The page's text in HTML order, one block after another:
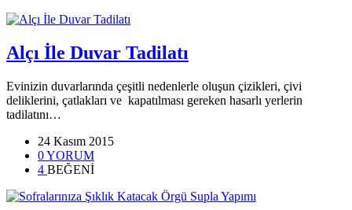
Alçı İle Duvar Tadilatı
Evinizin duvarlarında çeşitli nedenlerle oluşun çizikleri, çivi
deliklerini, çatlakları ve kapatılması gereken hasarlı yerlerin
tadilatını…
24 Kasım 2015
0 YORUM
4 BEĞENİ